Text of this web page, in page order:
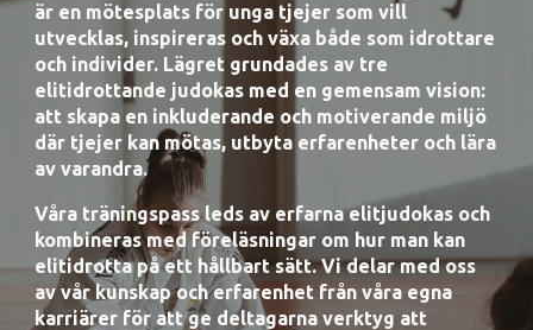
är en mötesplats för unga tjejer som vill
utvecklas, inspireras och växa både som idrottare
och individer. Lägret grundades av tre
elitidrottande judokas med en gemensam vision:
att skapa en inkluderande och motiverande miljö
där tjejer kan mötas, utbyta erfarenheter och lära
av varandra.
Våra träningspass leds av erfarna elitjudokas och
kombineras med föreläsningar om hur man kan
elitidrotta på ett hållbart sätt. Vi delar med oss
av vår kunskap och erfarenhet från våra egna
karriärer för att ge deltagarna verktyg att